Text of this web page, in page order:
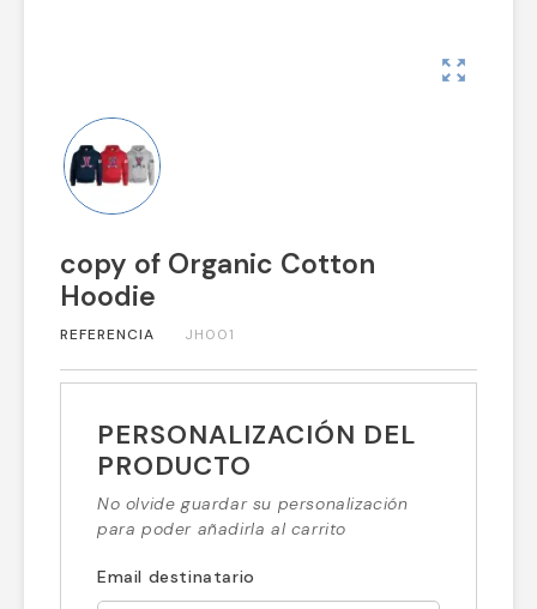
zoom_out_map
copy of Organic Cotton
Hoodie
REFERENCIA JH001
PERSONALIZACIÓN DEL
PRODUCTO
No olvide guardar su personalización
para poder añadirla al carrito
Email destinatario